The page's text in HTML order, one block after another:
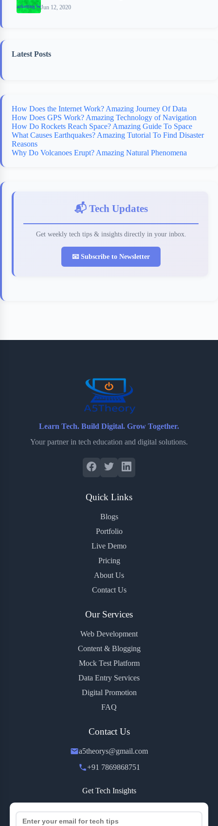
Jun 12, 2020
Latest Posts
How Does the Internet Work? Amazing Journey Of Data
How Does GPS Work? Amazing Technology of Navigation
How Do Rockets Reach Space? Amazing Guide To Space
What Causes Earthquakes? Amazing Tutorial To Find Disaster
Reasons
Why Do Volcanoes Erupt? Amazing Natural Phenomena
📬 Tech Updates
Get weekly tech tips & insights directly in your inbox.
📧 Subscribe to Newsletter
Learn Tech. Build Digital. Grow Together.
Your partner in tech education and digital solutions.
Quick Links
Blogs
Portfolio
Live Demo
Pricing
About Us
Contact Us
Our Services
Web Development
Content & Blogging
Mock Test Platform
Data Entry Services
Digital Promotion
FAQ
Contact Us
a5theorys@gmail.com
+91 7869868751
Get Tech Insights